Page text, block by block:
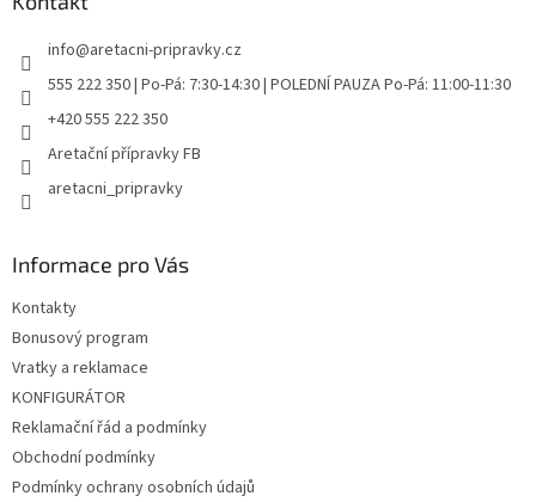
info@aretacni-pripravky.cz
555 222 350 | Po-Pá: 7:30-14:30 | POLEDNÍ PAUZA Po-Pá: 11:00-11:30
+420 555 222 350
Aretační přípravky FB
aretacni_pripravky
Informace pro Vás
Kontakty
Bonusový program
Vratky a reklamace
KONFIGURÁTOR
Reklamační řád a podmínky
Obchodní podmínky
Podmínky ochrany osobních údajů